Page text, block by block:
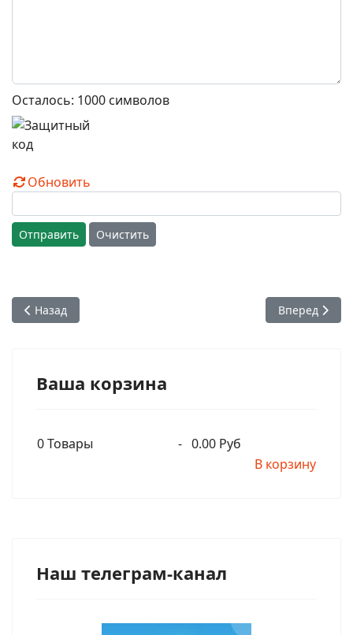
Осталось: 1000 символов
Обновить
Отправить Очистить
Предыдущий: Радха-Говинда дас - Как осуществляется
Назад Следующий:
Вперед
Ваша корзина
0Товары - 0.00 Руб
В корзину
Наш телеграм-канал